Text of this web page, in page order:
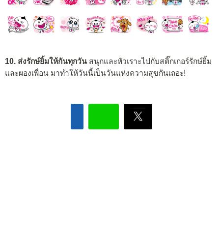
10. ส่งรักษ์ยิ้มให้กันทุกวัน สนุกและหัวเราะไปกับสติ๊กเกอร์รักษ์ยิ้ม
และผองเพื่อน มาทำให้วันนี้เป็นวันแห่งความสุขกันเถอะ!